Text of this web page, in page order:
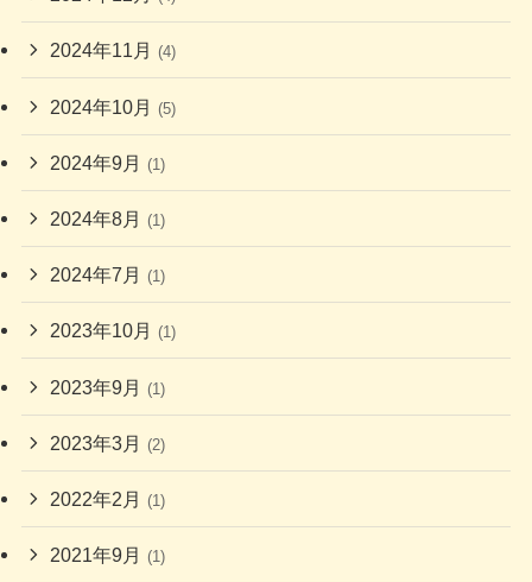
2024年11月 (4)
2024年10月 (5)
2024年9月 (1)
2024年8月 (1)
2024年7月 (1)
2023年10月 (1)
2023年9月 (1)
2023年3月 (2)
2022年2月 (1)
2021年9月 (1)